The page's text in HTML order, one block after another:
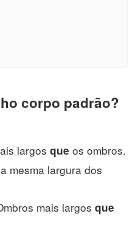
corpo padrão?
largos que os ombros.
mesma largura dos
mais largos que